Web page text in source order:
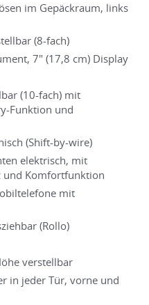
im Gepäckraum, links
(8-fach)
7" (17,8 cm) Display
(10-fach) mit
Funktion und
(Shift-by-wire)
elektrisch, mit
und Komfortfunktion
mit
(Rollo)
verstellbar
in jeder Tür, vorne und